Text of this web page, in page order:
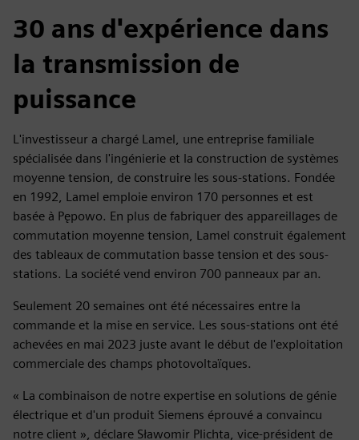
30 ans d'expérience dans
la transmission de
puissance
L'investisseur a chargé Lamel, une entreprise familiale
spécialisée dans l'ingénierie et la construction de systèmes
moyenne tension, de construire les sous-stations. Fondée
en 1992, Lamel emploie environ 170 personnes et est
basée à Pępowo. En plus de fabriquer des appareillages de
commutation moyenne tension, Lamel construit également
des tableaux de commutation basse tension et des sous-
stations. La société vend environ 700 panneaux par an.
Seulement 20 semaines ont été nécessaires entre la
commande et la mise en service. Les sous-stations ont été
achevées en mai 2023 juste avant le début de l'exploitation
commerciale des champs photovoltaïques.
« La combinaison de notre expertise en solutions de génie
électrique et d'un produit Siemens éprouvé a convaincu
notre client », déclare Sławomir Plichta, vice-président de